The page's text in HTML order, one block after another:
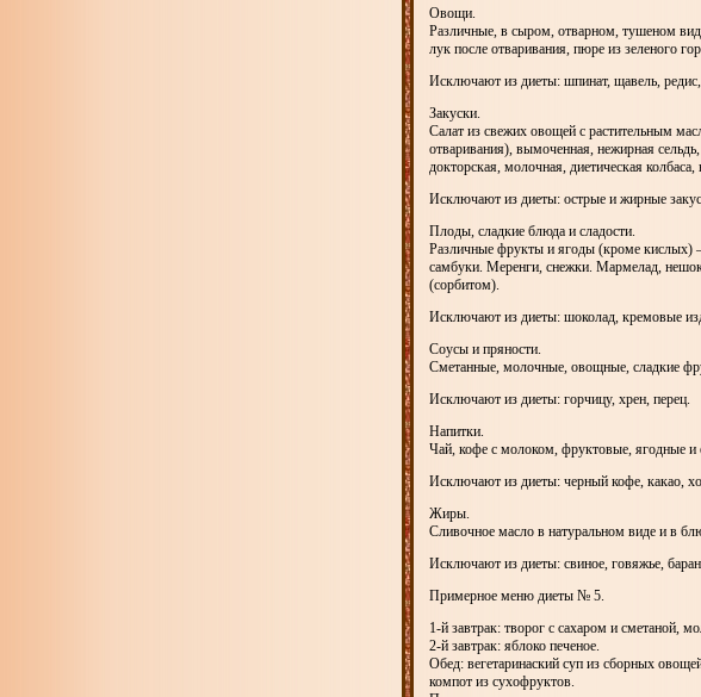
Овощи.
Различные, в сыром, отварном, тушеном
лук после отваривания, пюре из зеленого
Исключают из диеты: шпинат, щавель,
Закуски.
Салат из свежих овощей с растительным
отваривания), вымоченная, нежирная
докторская, молочная, диетическая
Исключают из диеты: острые и жирные
Плоды, сладкие блюда и сладости.
Различные фрукты и ягоды (кроме
самбуки. Меренги, снежки. Мармелад,
(сорбитом).
Исключают из диеты: шоколад, кремовые
Соусы и пряности.
Сметанные, молочные, овощные, сладкие
Исключают из диеты: горчицу, хрен, перец.
Напитки.
Чай, кофе с молоком, фруктовые, ягодные
Исключают из диеты: черный кофе, какао,
Жиры.
Сливочное масло в натуральном виде и в
Исключают из диеты: свиное, говяжье,
Примерное меню диеты № 5.
1-й завтрак: творог с сахаром и сметаной,
2-й завтрак: яблоко печеное.
Обед: вегетаринаский суп из сборных
компот из сухофруктов.